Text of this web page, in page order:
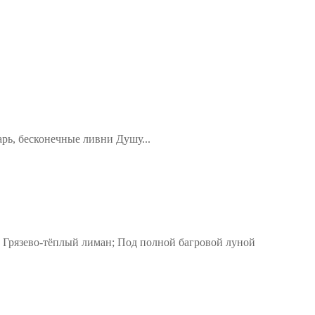
бесконечные ливни Душу...
тёплый лиман; Под полной багровой луной